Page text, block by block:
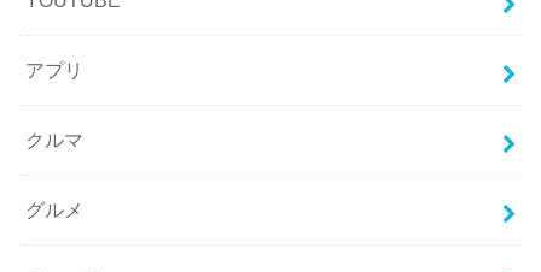
アプリ
クルマ
グルメ